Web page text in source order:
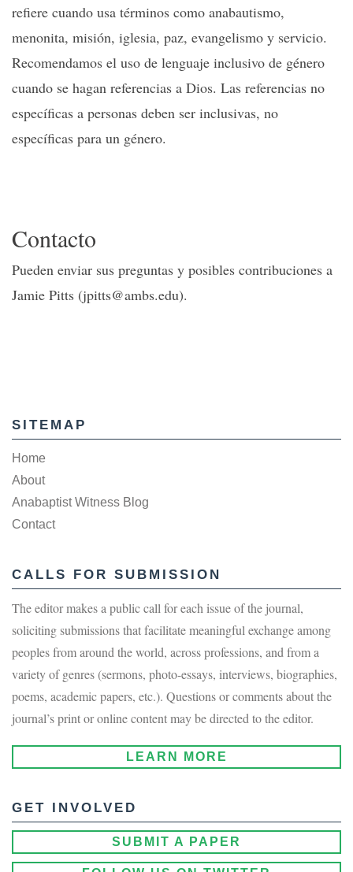
refiere cuando usa términos como anabautismo,
menonita, misión, iglesia, paz, evangelismo y servicio.
Recomendamos el uso de lenguaje inclusivo de género
cuando se hagan referencias a Dios. Las referencias no
específicas a personas deben ser inclusivas, no
específicas para un género.
Contacto
Pueden enviar sus preguntas y posibles contribuciones a
Jamie Pitts (jpitts@ambs.edu).
SITEMAP
Home
About
Anabaptist Witness Blog
Contact
CALLS FOR SUBMISSION
The editor makes a public call for each issue of the journal,
soliciting submissions that facilitate meaningful exchange among
peoples from around the world, across professions, and from a
variety of genres (sermons, photo-essays, interviews, biographies,
poems, academic papers, etc.). Questions or comments about the
journal’s print or online content may be directed to the editor.
LEARN MORE
GET INVOLVED
SUBMIT A PAPER